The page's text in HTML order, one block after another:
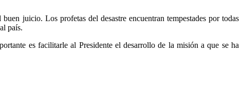
juicio. Los profetas del desastre encuentran tempestades por todas
país.
es facilitarle al Presidente el desarrollo de la misión a que se ha